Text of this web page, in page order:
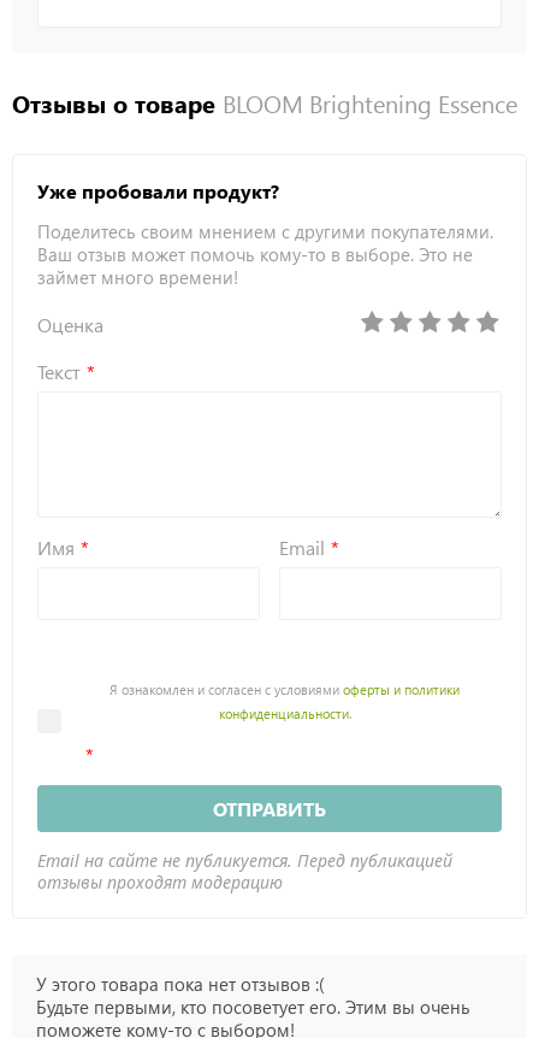
Отзывы о товаре BLOOM Brightening Essence
Уже пробовали продукт?
Поделитесь своим мнением с другими покупателями.
Ваш отзыв может помочь кому-то в выборе. Это не
займет много времени!
Оценка
Текст
Имя Email
Я ознакомлен и согласен с условиямиоферты и политики
конфиденциальности.
ОТПРАВИТЬ
Email на сайте не публикуется. Перед публикацией
отзывы проходят модерацию
У этого товара пока нет отзывов :(
Будьте первыми, кто посоветует его. Этим вы очень
поможете кому-то с выбором!